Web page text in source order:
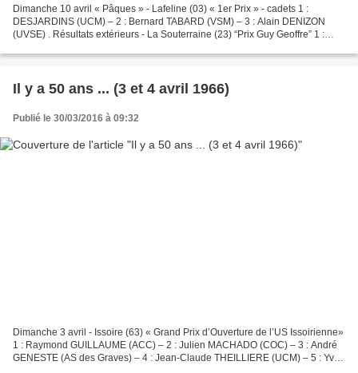
Dimanche 10 avril « Pâques » - Lafeline (03) « 1er Prix » - cadets 1 :
DESJARDINS (UCM) – 2 : Bernard TABARD (VSM) – 3 : Alain DENIZON
(UVSE) . Résultats extérieurs - La Souterraine (23) “Prix Guy Geoffre” 1 :
Il y a 50 ans ... (3 et 4 avril 1966)
Publié le 30/03/2016 à 09:32
Dimanche 3 avril - Issoire (63) « Grand Prix d’Ouverture de l’US Issoirienne»
1 : Raymond GUILLAUME (ACC) – 2 : Julien MACHADO (COC) – 3 : André
GENESTE (AS des Graves) – 4 : Jean-Claude THEILLIERE (UCM) – 5 : Yves